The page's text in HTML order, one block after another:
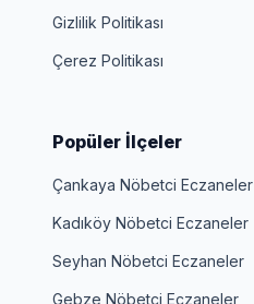
Gizlilik Politikası
Çerez Politikası
Popüler İlçeler
Çankaya Nöbetci Eczaneler
Kadıköy Nöbetci Eczaneler
Seyhan Nöbetci Eczaneler
Gebze Nöbetci Eczaneler